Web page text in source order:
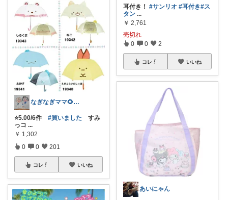
なぎなぎママ🌻経由感謝💕
⭐️5.00/6件 #買いました すみ
っコ ...
￥ 1,302
0 0 201
コレ いいね
耳付き！ #サンリオ #耳付き#ス
タン ...
￥ 2,761
売切れ
0 0 2
コレ いいね
あいにゃん